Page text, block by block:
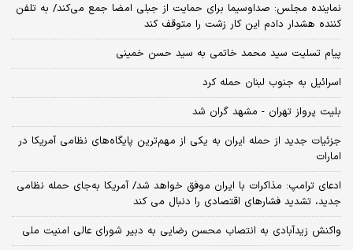
نماینده مجلس: صداوسیما برای حمایت از جبلی امضا جمع می‌کند/ به تلفن
کننده هشدار دادم این کار زشت را متوقف کند
پیام تسلیت سید محمد خاتمی به سید حسن خمینی
اسرائیل به جنوب لبنان حمله کرد
بلیت پرواز تهران - مشهد گران شد
جزئیات جدید از حمله ایران به یکی از مهم‌ترین پایگاه‌های نظامی آمریکا در
امارات
ادعای ترامپ: مذاکرات با ایران موفق خواهد شد/ آمریکا به‌جای حمله نظامی
جدید، تشدید فشارهای اقتصادی را دنبال می کند
واکنش زیدآبادی به انتصاب محسن رضایی به دبیر شورای عالی امنیت ملی